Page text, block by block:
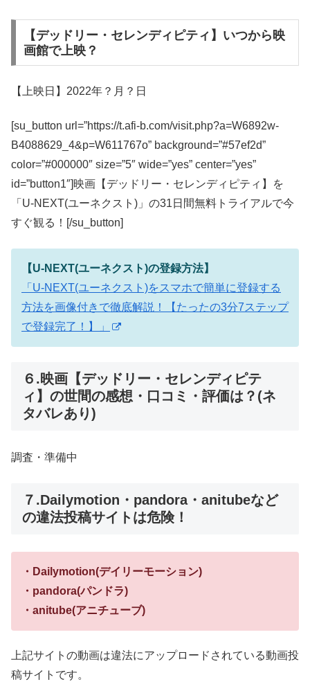
【デッドリー・セレンディピティ】いつから映
画館で上映？
【上映日】2022年？月？日
[su_button url=”https://t.afi-b.com/visit.php?a=W6892w-
B4088629_4&p=W611767o” background=”#57ef2d”
color=”#000000″ size=”5″ wide=”yes” center=”yes”
id=”button1″]映画【デッドリー・セレンディピティ】を
「U-NEXT(ユーネクスト)」の31日間無料トライアルで今
すぐ観る！[/su_button]
【U-NEXT(ユーネクスト)の登録方法】
「U-NEXT(ユーネクスト)をスマホで簡単に登録する
方法を画像付きで徹底解説！【たったの3分7ステップ
で登録完了！】」
６.映画【デッドリー・セレンディピテ
ィ】の世間の感想・口コミ・評価は？(ネ
タバレあり)
調査・準備中
７.Dailymotion・pandora・anitubeなど
の違法投稿サイトは危険！
・Dailymotion(デイリーモーション)
・pandora(パンドラ)
・anitube(アニチューブ)
上記サイトの動画は違法にアップロードされている動画投
稿サイトです。